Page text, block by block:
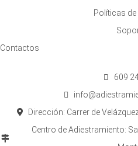
Políticas
Contactos
609
Dirección: Carrer de
Centro de Adiestramiento: